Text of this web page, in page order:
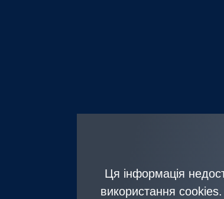
Ця інформація
використання